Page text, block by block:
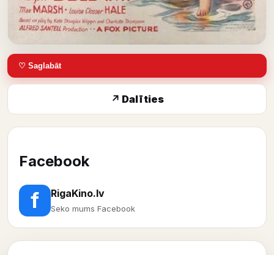
♡ Saglabāt
↗ Dalīties
Facebook
f RigaKino.lv
Seko mums Facebook